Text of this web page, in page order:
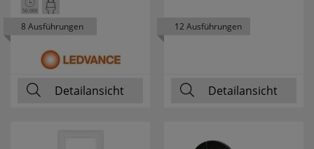
8 Ausführungen
Detailansicht
12 Ausführungen
Detailansicht